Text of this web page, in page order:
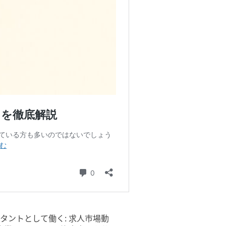
ントとして働く: 求人市場動